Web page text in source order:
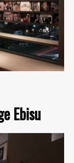
Ebisu